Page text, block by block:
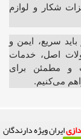
ایران ویژه دارندگان
شکار و لوازم
باید سریع، ایمن و
اصل، خدمات
و مطمئن برای
می‌کنیم.